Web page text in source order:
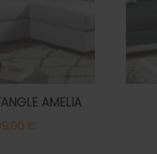
AMELIA
€